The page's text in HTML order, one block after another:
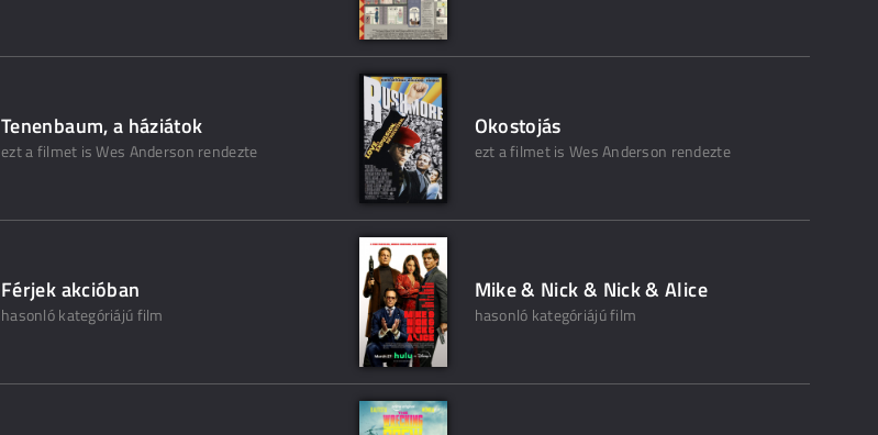
Tenenbaum, a háziátok
ezt a filmet is Wes Anderson rendezte
Okostojás
ezt a filmet is Wes Anderson rendezte
Férjek akcióban
hasonló kategóriájú film
Mike & Nick & Nick & Alice
hasonló kategóriájú film